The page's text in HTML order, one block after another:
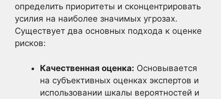
определить приоритеты и сконцентрировать
усилия на наиболее значимых угрозах.
Существует два основных подхода к оценке
рисков:
Качественная оценка: Основывается
на субъективных оценках экспертов и
использовании шкалы вероятностей и